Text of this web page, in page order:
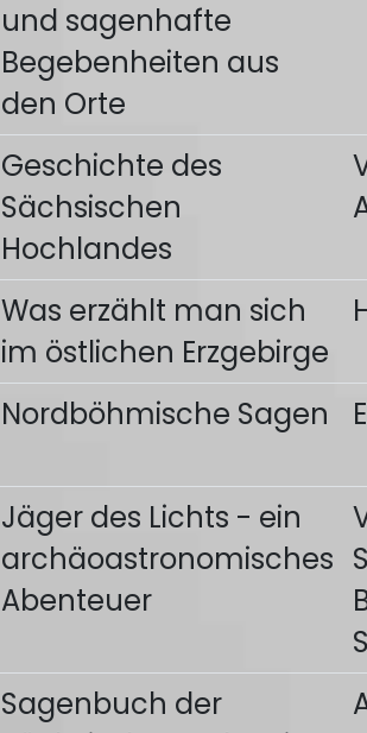
und sagenhafte
Begebenheiten aus
den Orte
Geschichte des
Sächsischen
Hochlandes
Was erzählt man sich
im östlichen Erzgebirge
Nordböhmische Sagen
Jäger des Lichts - ein
archäoastronomisches
Abenteuer
Sagenbuch der